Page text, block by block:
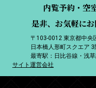
内覧予約・空
是非、お気軽にお
〒103-0012 東京都中央
日本橋人形町スクエア 3
最寄駅：日比谷線・浅
サイト運営会社